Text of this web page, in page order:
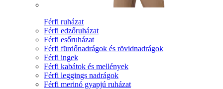
Férfi ruházat
Férfi edzőruházat
Férfi esőruházat
Férfi fürdőnadrágok és rövidnadrágok
Férfi ingek
Férfi kabátok és mellények
Férfi leggings nadrágok
Férfi merinó gyapjú ruházat